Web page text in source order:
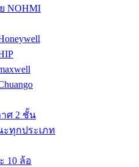
NOHMI
ศ 2 ชั้น
ทุกประเภท
10 ล้อ